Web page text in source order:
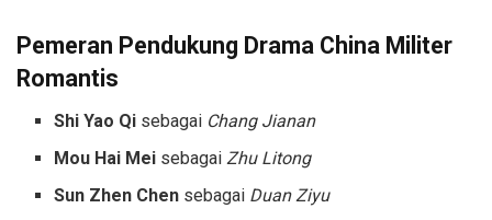
Pemeran Pendukung Drama China Militer
Romantis
Shi Yao Qi sebagai Chang Jianan
Mou Hai Mei sebagai Zhu Litong
Sun Zhen Chen sebagai Duan Ziyu